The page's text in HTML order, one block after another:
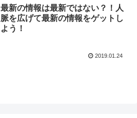
最新の情報は最新ではない？！人
脈を広げて最新の情報をゲットし
よう！
2019.01.24